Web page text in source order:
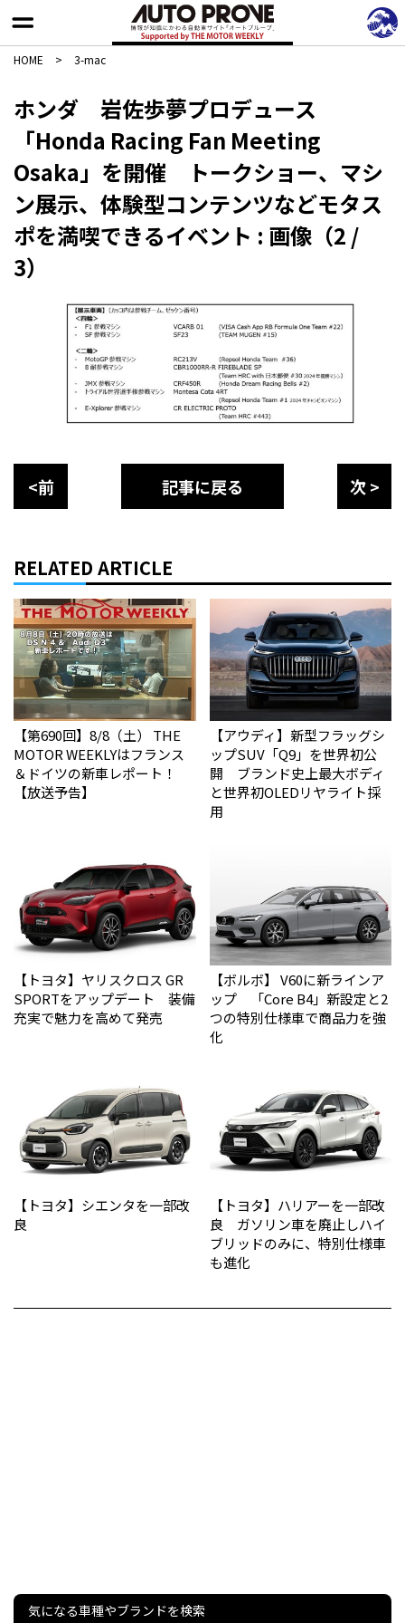
HOME > 3-mac
ホンダ 岩佐歩夢プロデュース
「Honda Racing Fan Meeting
Osaka」を開催 トークショー、マシ
ン展示、体験型コンテンツなどモタス
ポを満喫できるイベント : 画像（2 /
3）
<前 記事に戻る 次 >
RELATED ARTICLE
【第690回】8/8（土） THE
MOTOR WEEKLYはフランス
＆ドイツの新車レポート！
【放送予告】
【アウディ】新型フラッグシ
ップSUV「Q9」を世界初公
開 ブランド史上最大ボディ
と世界初OLEDリヤライト採
用
【トヨタ】ヤリスクロス GR
SPORTをアップデート 装備
充実で魅力を高めて発売
【ボルボ】 V60に新ラインア
ップ 「Core B4」新設定と2
つの特別仕様車で商品力を強
化
【トヨタ】シエンタを一部改
良
【トヨタ】ハリアーを一部改
良 ガソリン車を廃止しハイ
ブリッドのみに、特別仕様車
も進化
気になる車種やブランドを検索